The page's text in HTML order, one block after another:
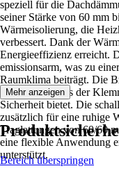
speziell für die
seiner Stärke von 60 mm
Wärmeisolierung, die
verbessert. Dank der
Energieeffizienz erreicht.
emissionsarm, was zu
Raumklima beiträgt. Die
garantieren, dass der
Sicherheit bietet. Die
zusätzlich für eine ruhige
Traglattungen von 60/60
eine flexible Anwendung
unterstützt.
Mehr anzeigen
Bereich überspringen